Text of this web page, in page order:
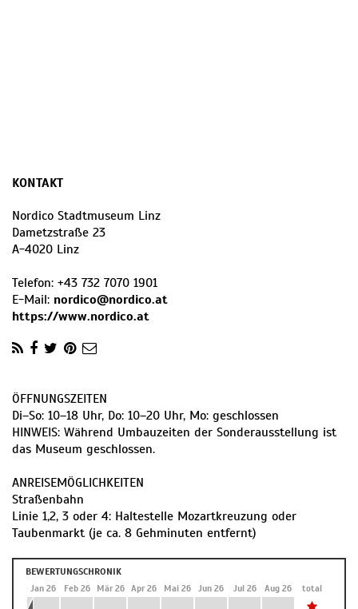
KONTAKT
Nordico Stadtmuseum Linz
Dametzstraße 23
A-4020 Linz
Telefon: +43 732 7070 1901
E-Mail: nordico@nordico.at
https://www.nordico.at
ÖFFNUNGSZEITEN
Di–So: 10–18 Uhr, Do: 10–20 Uhr, Mo: geschlos­sen
HINWEIS: Während Umbauzeiten der Sonderausstellung ist
das Museum geschlossen.
ANREISEMÖGLICHKEITEN
Straßenbahn
Linie 1,2, 3 oder 4: Haltestelle Mozartkreuzung oder
Taubenmarkt (je ca. 8 Gehminuten entfernt)
BEWERTUNGSCHRONIK
Jan 26 Feb 26 Mär 26 Apr 26 Mai 26 Jun 26 Jul 26 Aug 26 total